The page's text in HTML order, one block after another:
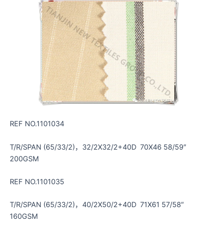
REF NO.1101034
T/R/SPAN (65/33/2)，32/2X32/2+40D 70X46 58/59″
200GSM
REF NO.1101035
T/R/SPAN (65/33/2)，40/2X50/2+40D 71X61 57/58″
160GSM